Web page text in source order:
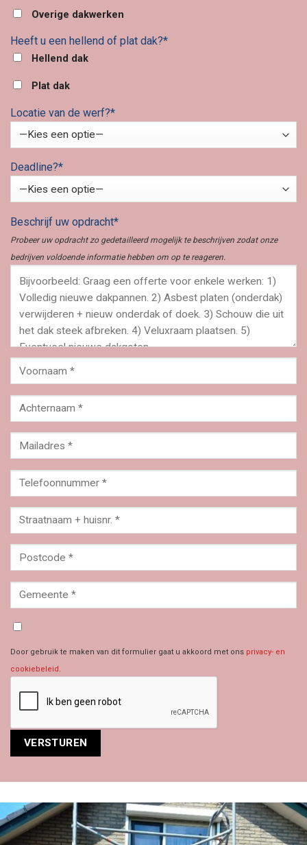
Overige dakwerken
Heeft u een hellend of plat dak?*
Hellend dak
Plat dak
Locatie van de werf?*
Deadline?*
Beschrijf uw opdracht*
Probeer uw opdracht zo gedetailleerd mogelijk te beschrijven zodat onze
bedrijven voldoende informatie hebben om op te reageren.
Door gebruik te maken van dit formulier gaat u akkoord met ons privacy- en
cookiebeleid .